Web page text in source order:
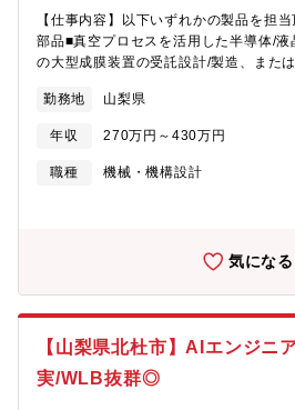
【仕事内容】以下いずれかの製品を担
部品■真空プロセスを活用した半導体/
の大型成膜装置の受託設計/製造、また
OEMでの装置や自社ブランドの装置、
入するなど、部品や装置を問わず同社
設計に携わります。 ◎真空技術は多く
いる重要な技術であり、真空環境の構
勤務地 山梨県
年収 270万円～430万円
職種
機械・機構設計
気になる
【山梨県北杜市】AIエンジニ
実/WLB抜群◎